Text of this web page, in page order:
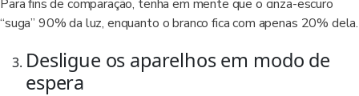
Para fins de comparação, tenha em mente que o cinza-escuro
“suga” 90% da luz, enquanto o branco fica com apenas 20% dela.
Desligue os aparelhos em modo de
espera